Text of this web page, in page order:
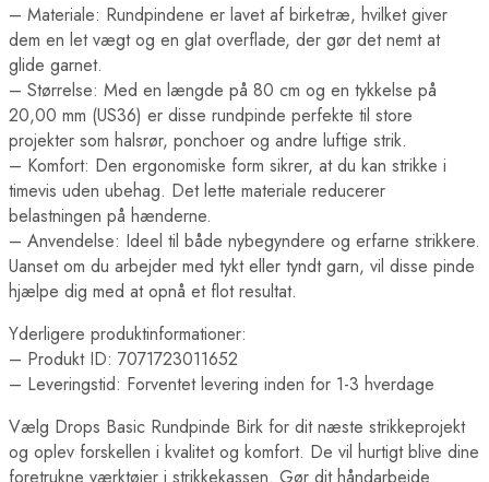
– Materiale: Rundpindene er lavet af birketræ, hvilket giver
dem en let vægt og en glat overflade, der gør det nemt at
glide garnet.
– Størrelse: Med en længde på 80 cm og en tykkelse på
20,00 mm (US36) er disse rundpinde perfekte til store
projekter som halsrør, ponchoer og andre luftige strik.
– Komfort: Den ergonomiske form sikrer, at du kan strikke i
timevis uden ubehag. Det lette materiale reducerer
belastningen på hænderne.
– Anvendelse: Ideel til både nybegyndere og erfarne strikkere.
Uanset om du arbejder med tykt eller tyndt garn, vil disse pinde
hjælpe dig med at opnå et flot resultat.
Yderligere produktinformationer:
– Produkt ID: 7071723011652
– Leveringstid: Forventet levering inden for 1-3 hverdage
Vælg Drops Basic Rundpinde Birk for dit næste strikkeprojekt
og oplev forskellen i kvalitet og komfort. De vil hurtigt blive dine
foretrukne værktøjer i strikkekassen. Gør dit håndarbejde